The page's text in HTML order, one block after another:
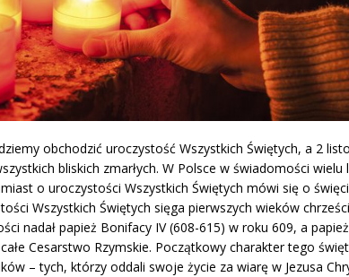
obchodzić uroczystość Wszystkich Świętych, a 2
bliskich zmarłych. W Polsce w świadomości wielu
o uroczystości Wszystkich Świętych mówi się o
Wszystkich Świętych sięga pierwszych wieków
nadał papież Bonifacy IV (608-615) w roku 609, a
Cesarstwo Rzymskie. Początkowy charakter tego
– tych, którzy oddali swoje życie za wiarę w Jezusa